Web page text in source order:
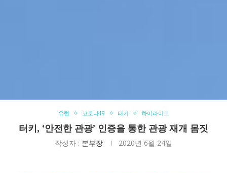
유럽 코로나19 터키 하이라이트
터키, ‘안전한 관광’ 인증을 통한 관광 재개 몸짓
작성자 : 본부장 2020년 6월 24일